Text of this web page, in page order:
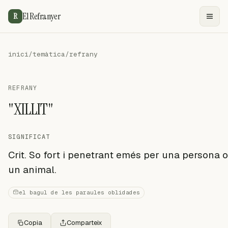
R El Refranyer
inici/temàtica/refrany
REFRANY
"XILLIT"
SIGNIFICAT
Crit. So fort i penetrant emés per una persona o
un animal.
el bagul de les paraules oblidades
Copia Comparteix